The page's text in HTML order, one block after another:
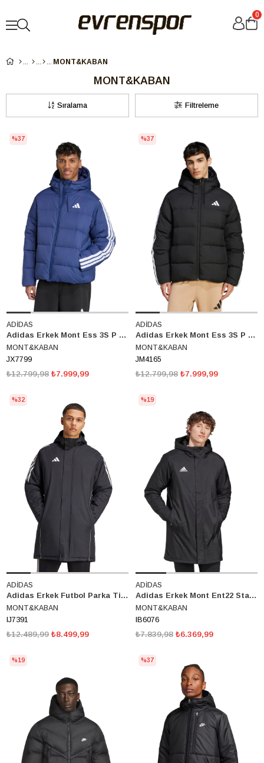
0
MONT&KABAN
MONT&KABAN
Filtreleme
Sıralama
ADİDAS
Adidas Erkek Mont Ess 3S P D HD J JX7799
MONT&KABAN
JX7799
₺7.999,99
₺12.799,98
%37
ADİDAS
Adidas Erkek Mont Ess 3S P D HD J JM4165
MONT&KABAN
JM4165
₺7.999,99
₺12.799,98
%37
ADİDAS
Adidas Erkek Futbol Parka Tiro24 IJ7391
MONT&KABAN
IJ7391
₺8.499,99
₺12.489,99
%32
ADİDAS
Adidas Erkek Mont Ent22 Stadjkt İb6076
MONT&KABAN
IB6076
₺6.369,99
₺7.839,98
%19
%19 %37